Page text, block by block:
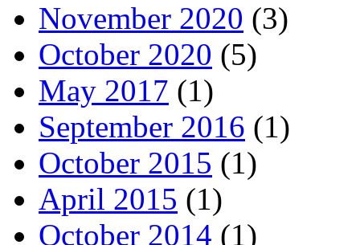
November 2020 (3)
October 2020 (5)
May 2017 (1)
September 2016 (1)
October 2015 (1)
April 2015 (1)
October 2014 (1)